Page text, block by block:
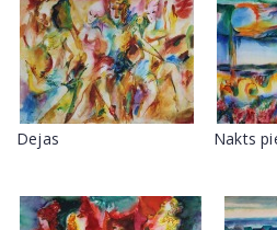
Dejas Nakts